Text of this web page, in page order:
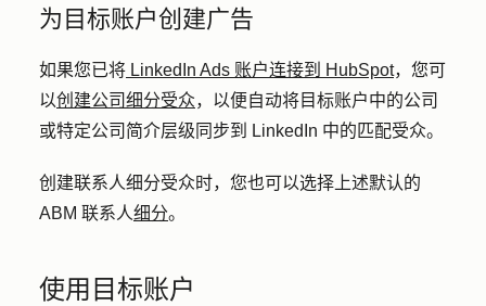
为目标账户创建广告
如果您已将 LinkedIn Ads 账户连接到 HubSpot，您可
以创建公司细分受众，以便自动将目标账户中的公司
或特定公司简介层级同步到 LinkedIn 中的匹配受众。
创建联系人细分受众时，您也可以选择上述默认的
ABM 联系人细分。
使用目标账户